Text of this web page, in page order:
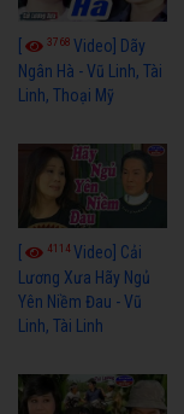
3768 Video] Dãy
Ngân Hà - Vũ Linh, Tài
Linh, Thoại Mỹ
4114Video] Cải
Lương Xưa Hãy Ngủ
Yên Niềm Đau - Vũ
Linh, Tài Linh